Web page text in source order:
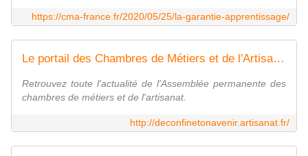
https://cma-france.fr/2020/05/25/la-garantie-apprentissage/
Le portail des Chambres de Métiers et de l'Artisanat
Retrouvez toute l'actualité de l'Assemblée permanente des
chambres de métiers et de l'artisanat.
http://deconfinetonavenir.artisanat.fr/